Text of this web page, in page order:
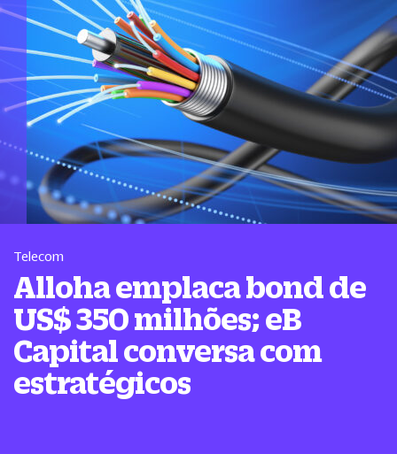
Telecom
Alloha emplaca bond de
US$ 350 milhões; eB
Capital conversa com
estratégicos